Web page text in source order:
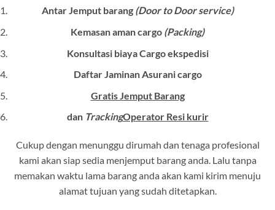
Antar Jemput barang(Door to Door service)
Kemasan aman cargo (Packing)
Konsultasi biaya Cargo ekspedisi
Daftar Jaminan Asurani cargo
Gratis Jemput Barang
dan TrackingOperator Resi kurir
Cukup dengan menunggu dirumah dan tenaga profesional
kami akan siap sedia menjemput barang anda. Lalu tanpa
memakan waktu lama barang anda akan kami kirim menuju
alamat tujuan yang sudah ditetapkan.